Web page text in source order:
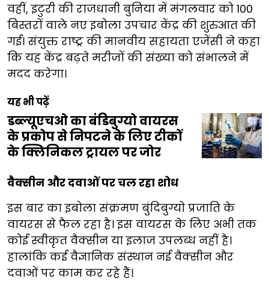
वहीं, इटुरी की राजधानी बुनिया में मंगलवार को 100
बिस्तरों वाले नए इबोला उपचार केंद्र की शुरुआत की
गई। संयुक्त राष्ट्र की मानवीय सहायता एजेंसी ने कहा
कि यह केंद्र बढ़ते मरीजों की संख्या को संभालने में
मदद करेगा।
यह भी पढ़ें
डब्ल्यूएचओ का बंडिबुग्यो वायरस
के प्रकोप से निपटने के लिए टीकों
के क्लिनिकल ट्रायल पर जोर
वैक्सीन और दवाओं पर चल रहा शोध
इस बार का इबोला संक्रमण बुंदिबुग्यो प्रजाति के
वायरस से फैल रहा है। इस वायरस के लिए अभी तक
कोई स्वीकृत वैक्सीन या इलाज उपलब्ध नहीं है।
हालांकि कई वैज्ञानिक संस्थान नई वैक्सीन और
दवाओं पर काम कर रहे हैं।